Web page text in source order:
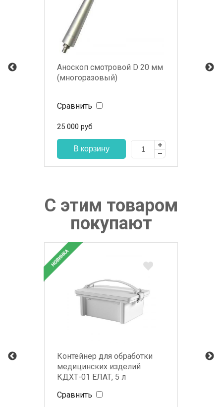
Аноскоп смотровой D 20 мм
(многоразовый)
Сравнить
25 000 руб
С этим товаром
покупают
Контейнер для обработки
медицинских изделий
КДХТ-01 ЕЛАТ, 5 л
Сравнить